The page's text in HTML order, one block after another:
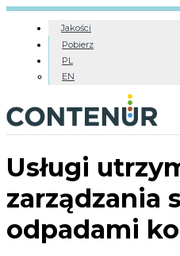
Jakości
Pobierz
PL
EN
Usługi
zarządzania
odpadami